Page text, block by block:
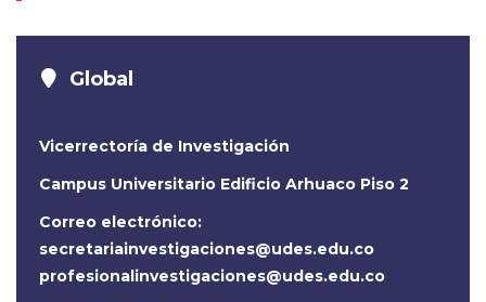
Global
Vicerrectoría de Investigación
Campus Universitario Edificio Arhuaco Piso 2
Correo electrónico:
secretariainvestigaciones@udes.edu.co
profesionalinvestigaciones@udes.edu.co